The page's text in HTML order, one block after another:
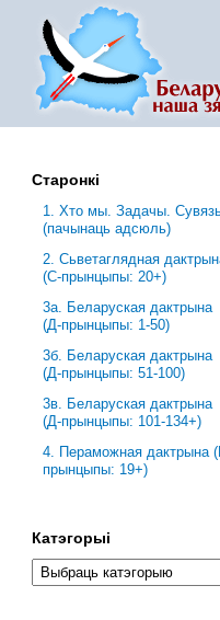
Старонкі
1. Хто мы. Задачы.
(пачынаць адсюль)
2. Сьветаглядная
(С-прынцыпы: 20+)
3a. Беларуская дактрына
(Д-прынцыпы: 1-50)
3б. Беларуская дактрына
(Д-прынцыпы: 51-100)
3в. Беларуская дактрына
(Д-прынцыпы: 101-134+)
4. Пераможная дактрына
прынцыпы: 19+)
Катэгорыі